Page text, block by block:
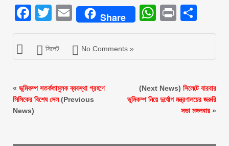
Facebook
Twitter
EmailShare Print
সিলেট No Comments »
« ভূমিকম্প সতর্কতামুলক ব্যবস্থা গ্রহণে
সিসিকের বিশেষ সেল(Previous
News)
(Next News) সিলেটে বারবার
ভূমিকম্প নিয়ে দুর্যোগ মন্ত্রণালয়ের জরুরি
সভা মঙ্গলবার»